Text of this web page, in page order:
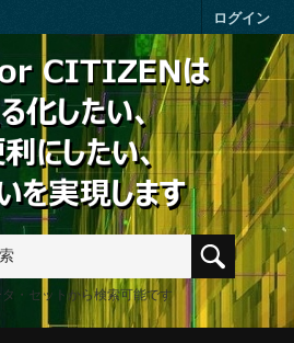
ログイン
・セットから検索可能です